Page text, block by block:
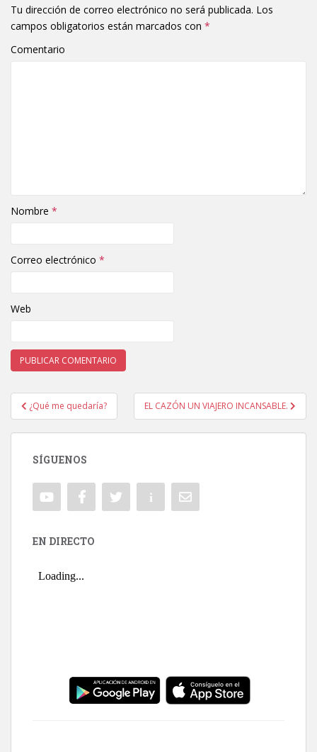
Tu dirección de correo electrónico no será publicada. Los
campos obligatorios están marcados con *
Comentario
Nombre *
Correo electrónico *
Web
Navegación de entradas
¿Qué me quedaría? EL CAZÓN UN VIAJERO INCANSABLE.
SÍGUENOS
EN DIRECTO